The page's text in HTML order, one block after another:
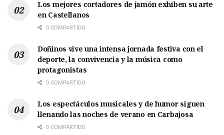
Los mejores cortadores de jamón exhiben su arte
en Castellanos
0 COMPARTIDO
Doñinos vive una intensa jornada festiva con el
deporte, la convivencia y la música como
protagonistas
0 COMPARTIDO
Los espectáculos musicales y de humor siguen
llenando las noches de verano en Carbajosa
0 COMPARTIDO